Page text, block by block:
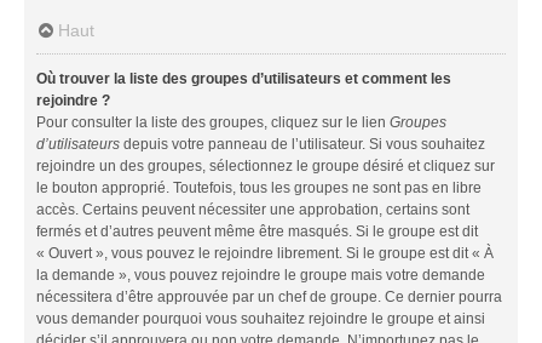
Haut
Où trouver la liste des groupes d’utilisateurs et comment les
rejoindre ?
Pour consulter la liste des groupes, cliquez sur le lien Groupes
d’utilisateurs depuis votre panneau de l’utilisateur. Si vous souhaitez
rejoindre un des groupes, sélectionnez le groupe désiré et cliquez sur
le bouton approprié. Toutefois, tous les groupes ne sont pas en libre
accès. Certains peuvent nécessiter une approbation, certains sont
fermés et d’autres peuvent même être masqués. Si le groupe est dit
« Ouvert », vous pouvez le rejoindre librement. Si le groupe est dit « À
la demande », vous pouvez rejoindre le groupe mais votre demande
nécessitera d’être approuvée par un chef de groupe. Ce dernier pourra
vous demander pourquoi vous souhaitez rejoindre le groupe et ainsi